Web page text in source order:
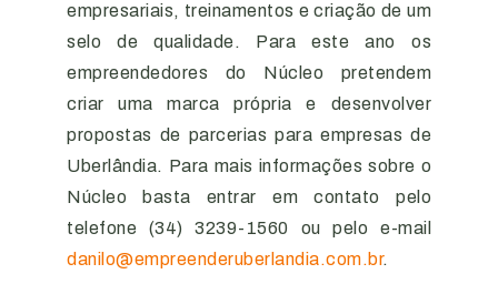
empresariais, treinamentos e criação de um
selo de qualidade. Para este ano os
empreendedores do Núcleo pretendem
criar uma marca própria e desenvolver
propostas de parcerias para empresas de
Uberlândia. Para mais informações sobre o
Núcleo basta entrar em contato pelo
telefone (34) 3239-1560 ou pelo e-mail
danilo@empreenderuberlandia.com.br.